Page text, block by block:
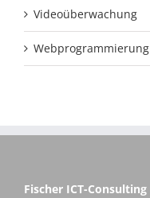
Videoüberwachung
Webprogrammierung
Fischer ICT-Consulting